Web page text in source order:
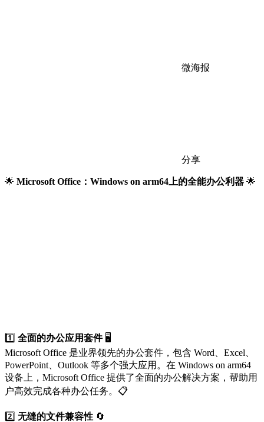
微海报
分享
🌟 Microsoft Office：Windows on arm64上的全能办公利器 🌟
1️⃣ 全面的办公应用套件🖥️
Microsoft Office 是业界领先的办公套件，包含 Word、Excel、
PowerPoint、Outlook 等多个强大应用。在 Windows on arm64
设备上，Microsoft Office 提供了全面的办公解决方案，帮助用
户高效完成各种办公任务。📋
2️⃣ 无缝的文件兼容性 🔄